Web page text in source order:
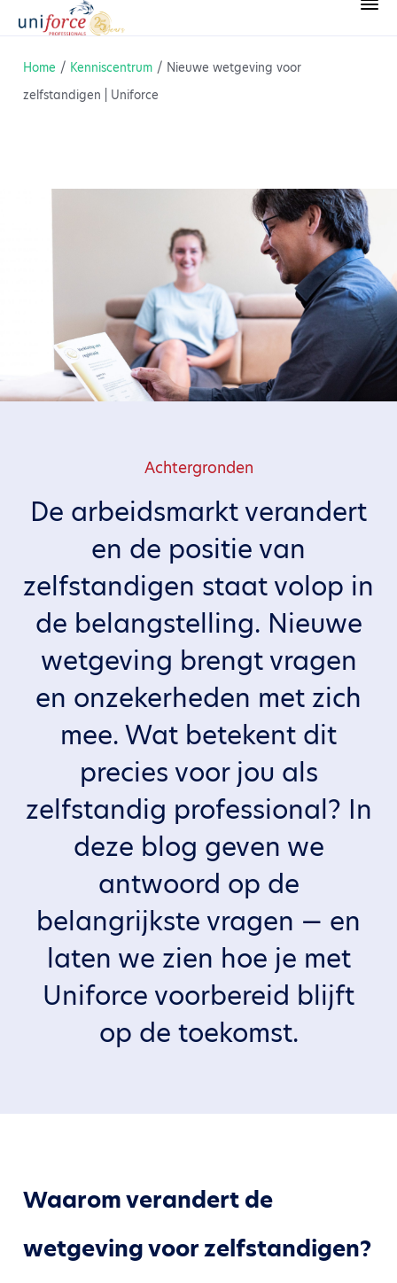
Home / Kenniscentrum / Nieuwe wetgeving voor
zelfstandigen | Uniforce
Achtergronden
De arbeidsmarkt verandert
en de positie van
zelfstandigen staat volop in
de belangstelling. Nieuwe
wetgeving brengt vragen
en onzekerheden met zich
mee. Wat betekent dit
precies voor jou als
zelfstandig professional? In
deze blog geven we
antwoord op de
belangrijkste vragen — en
laten we zien hoe je met
Uniforce voorbereid blijft
op de toekomst.
Waarom verandert de
wetgeving voor zelfstandigen?